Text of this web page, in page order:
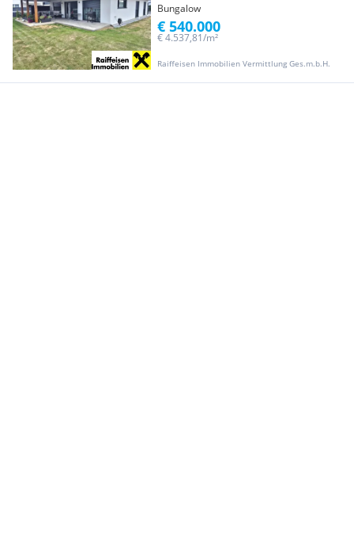
Bungalow
Raiffeisen Immobilien Vermittlung Ges.m.b.H.
€ 4.537,81/m²
€ 540.000